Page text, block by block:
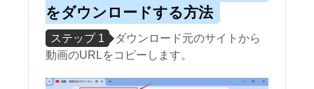
をダウンロードする方法
ステップ 1
ダウンロード元のサイトから
動画のURLをコピーします。